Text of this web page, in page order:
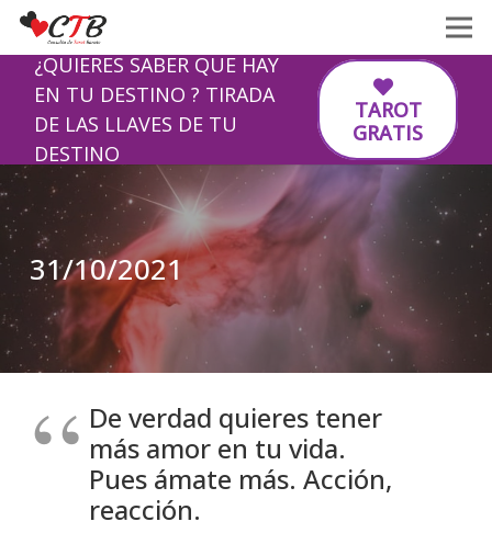
¿QUIERES SABER QUE HAY
EN TU DESTINO ? TIRADA
DE LAS LLAVES DE TU
DESTINO
TAROT
GRATIS
31/10/2021
De verdad quieres tener
más amor en tu vida.
Pues ámate más. Acción,
reacción.